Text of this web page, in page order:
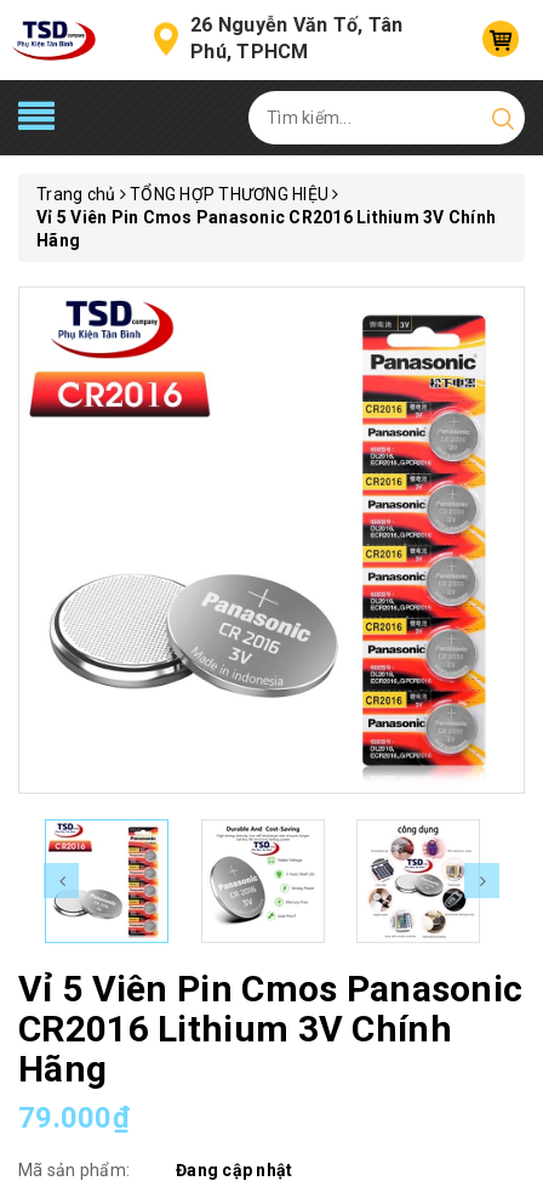
26 Nguyễn Văn Tố, Tân
Phú, TPHCM
Trang chủ
TỔNG HỢP THƯƠNG HIỆU
Vỉ 5 Viên Pin Cmos Panasonic CR2016 Lithium 3V Chính
Hãng
Vỉ 5 Viên Pin Cmos Panasonic
CR2016 Lithium 3V Chính
Hãng
79.000₫
Mã sản phẩm:
Đang cập nhật